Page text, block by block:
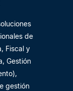
de
Fiscal y
Gestión
gestión